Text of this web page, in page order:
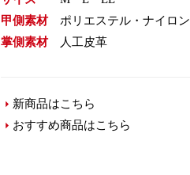
甲側素材
ポリエステル・ナイロン
掌側素材
人工皮革
新商品はこちら
おすすめ商品はこちら